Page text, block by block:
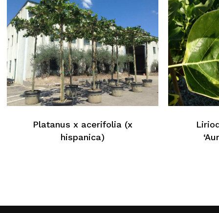
Platanus x acerifolia (x
hispanica)